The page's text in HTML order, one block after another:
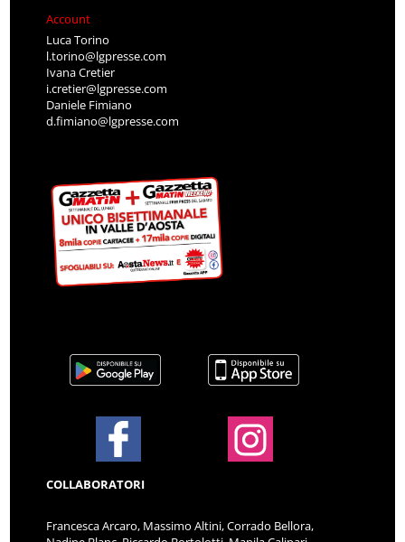
Account
Luca Torino
l.torino@lgpresse.com
Ivana Cretier
i.cretier@lgpresse.com
Daniele Fimiano
d.fimiano@lgpresse.com
COLLABORATORI
Francesca Arcaro, Massimo Altini, Corrado Bellora,